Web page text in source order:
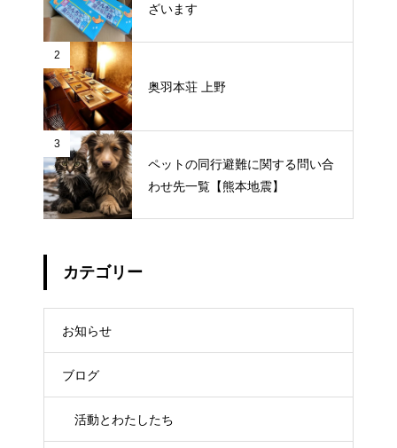
ざいます
2
奥羽本荘 上野
3
ペットの同行避難に関する問い合
わせ先一覧【熊本地震】
カテゴリー
お知らせ
ブログ
活動とわたしたち